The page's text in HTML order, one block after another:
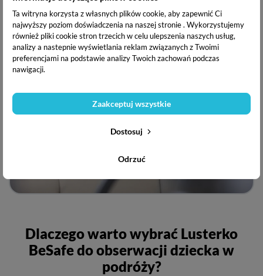
Dlaczego warto wybrać Lusterko
BeSafe do obserwacji dziecka w
podróży?
Ta witryna korzysta z własnych plików cookie, aby zapewnić Ci
najwyższy poziom doświadczenia na naszej stronie . Wykorzystujemy
również pliki cookie stron trzecich w celu ulepszenia naszych usług,
analizy a nastepnie wyświetlania reklam związanych z Twoimi
preferencjami na podstawie analizy Twoich zachowań podczas
nawigacji.
Odrzuć
Dostosuj
Zaakceptuj wszystkie